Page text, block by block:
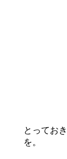
とってお
を。